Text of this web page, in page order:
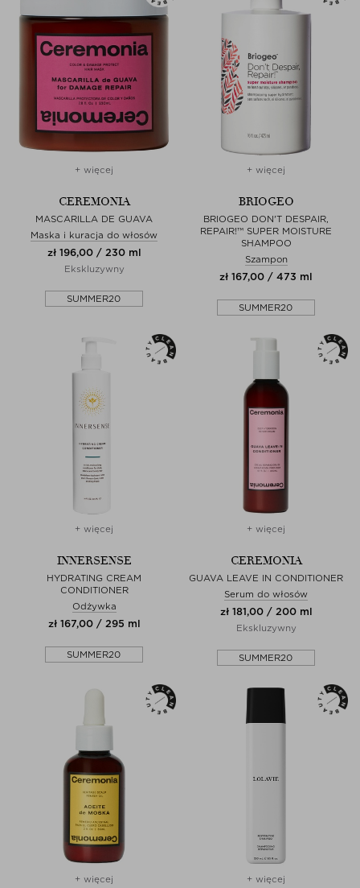
+ więcej
CEREMONIA
MASCARILLA DE GUAVA
Maska i kuracja do włosów
zł 196,00 / 230 ml
Ekskluzywny
SUMMER20
+ więcej
BRIOGEO
BRIOGEO DON'T DESPAIR,
REPAIR!™ SUPER MOISTURE
SHAMPOO
Szampon
zł 167,00 / 473 ml
SUMMER20
+ więcej
INNERSENSE
HYDRATING CREAM
CONDITIONER
Odżywka
zł 167,00 / 295 ml
SUMMER20
+ więcej
CEREMONIA
GUAVA LEAVE IN CONDITIONER
Serum do włosów
zł 181,00 / 200 ml
Ekskluzywny
SUMMER20
+ więcej + więcej